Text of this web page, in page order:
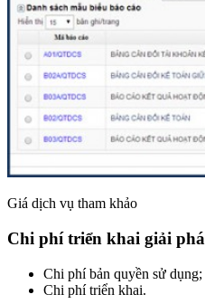
Giá dịch vụ tham khảo
Chi phí triển khai giải
Chi phí bản quyền sử dụng;
Chi phí triển khai.